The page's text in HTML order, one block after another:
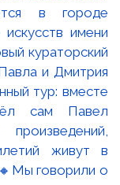
в городе
имени
кураторский
и Дмитрия
тур: вместе
сам Павел
живут в
говорили о